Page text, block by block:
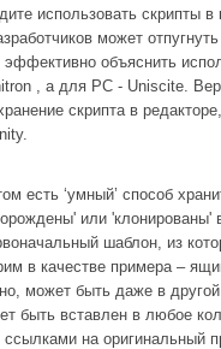
использовать скрипты
может
объяснить
, а для PC - Uniscite.
скрипта в
есть ‘умный’ способ
или
шаблон, из
в качестве примера –
может быть даже в
быть вставлен в любое
на оригинальный